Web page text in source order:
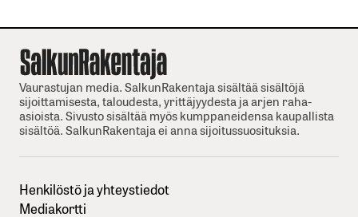
Vaurastujan media. SalkunRakentaja sisältää sisältöjä
sijoittamisesta, taloudesta, yrittäjyydesta ja arjen raha-
asioista. Sivusto sisältää myös kumppaneidensa kaupallista
sisältöä. SalkunRakentaja ei anna sijoitussuosituksia.
Henkilöstö ja yhteystiedot
Mediakortti